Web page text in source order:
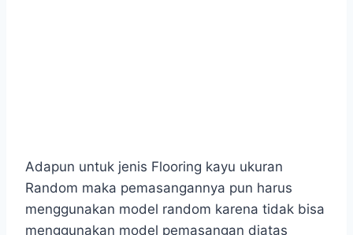
Adapun untuk jenis Flooring kayu ukuran
Random maka pemasangannya pun harus
menggunakan model random karena tidak bisa
menggunakan model pemasangan diatas